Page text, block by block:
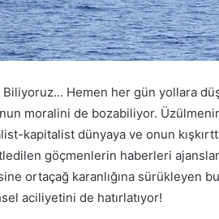
Biliyoruz… Hemen her gün yollara
moralini de bozabiliyor.
kapitalist dünyaya ve onun
göçmenlerin haberleri
ortaçağ karanlığına sürükleyen
aciliyetini de hatırlatıyor!